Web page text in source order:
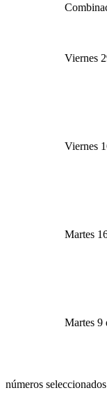
Viernes
Viernes
Martes
Martes 9
números seleccionados